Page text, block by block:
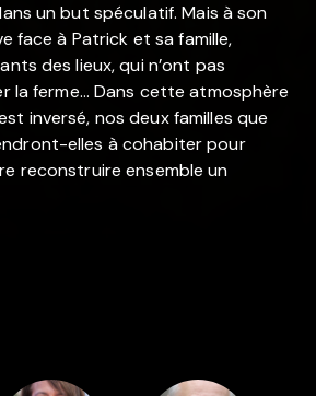
un but spéculatif. Mais à son
face à Patrick et sa famille,
des lieux, qui n’ont pas
la ferme… Dans cette atmosphère
inversé, nos deux familles que
elles à cohabiter pour
reconstruire ensemble un